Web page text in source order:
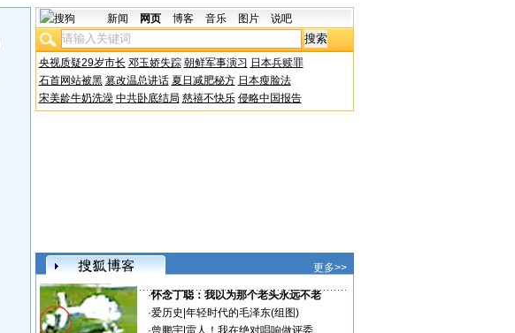
新闻 网页 博客 音乐 图片 说吧
央视质疑29岁市长 邓玉娇失踪 朝鲜军事演习 日本兵赎罪
石首网站被黑 篡改温总讲话 夏日减肥秘方 日本瘦脸法
宋美龄牛奶洗澡 中共卧底结局 慈禧不快乐 侵略中国报告
更多>>
·怀念丁聪：我以为那个老头永远不老
·爱历史 年轻时代的毛泽东(组图)
·曾鹏宇| 雷人！我在绝对唱响做评委